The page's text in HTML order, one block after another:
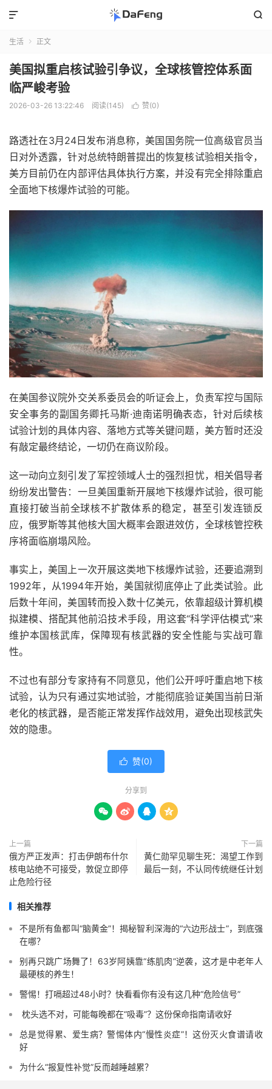


生活  正文
美国拟重启核试验引争议，全球核管控体系面
临严峻考验
2026-03-26 13:22:46 阅读(145)  赞(0)
路透社在3月24日发布消息称，美国国务院一位高级官员当
日对外透露，针对总统特朗普提出的恢复核试验相关指令，
美方目前仍在内部评估具体执行方案，并没有完全排除重启
全面地下核爆炸试验的可能。
在美国参议院外交关系委员会的听证会上，负责军控与国际
安全事务的副国务卿托马斯·迪南诺明确表态，针对后续核
试验计划的具体内容、落地方式等关键问题，美方暂时还没
有敲定最终结论，一切仍在商议阶段。
这一动向立刻引发了军控领域人士的强烈担忧，相关倡导者
纷纷发出警告：一旦美国重新开展地下核爆炸试验，很可能
直接打破当前全球核不扩散体系的稳定，甚至引发连锁反
应，俄罗斯等其他核大国大概率会跟进效仿，全球核管控秩
序将面临崩塌风险。
事实上，美国上一次开展这类地下核爆炸试验，还要追溯到
1992年，从1994年开始，美国就彻底停止了此类试验。此
后数十年间，美国转而投入数十亿美元，依靠超级计算机模
拟建模、搭配其他前沿技术手段，用这套“科学评估模式”来
维护本国核武库，保障现有核武器的安全性能与实战可靠
性。
不过也有部分专家持有不同意见，他们公开呼吁重启地下核
试验，认为只有通过实地试验，才能彻底验证美国当前日渐
老化的核武器，是否能正常发挥作战效用，避免出现核武失
效的隐患。
 赞(0)
分享到
   
上一篇
俄方严正发声：打击伊朗布什尔
核电站绝不可接受，敦促立即停
止危险行径
下一篇
黄仁勋罕见聊生死：渴望工作到
最后一刻，不认同传统继任计划
相关推荐
不是所有鱼都叫“脑黄金”！揭秘智利深海的“六边形战士”，到底强
在哪？
别再只跳广场舞了！63岁阿姨靠“练肌肉”逆袭，这才是中老年人
最硬核的养生！
警惕！打嗝超过48小时？快看看你有没有这几种“危险信号”️
️ 枕头选不对，可能每晚都在“吸毒”？这份保命指南请收好
总是觉得累、爱生病？警惕体内“慢性炎症”！这份灭火食谱请收
好
为什么“报复性补觉”反而越睡越累？